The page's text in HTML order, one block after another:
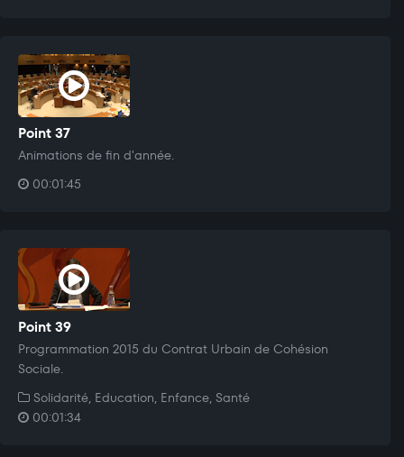
Point 37
Animations de fin d'année.
00:01:45
Point 39
Programmation 2015 du Contrat Urbain de Cohésion
Sociale.
Solidarité, Education, Enfance, Santé
00:01:34